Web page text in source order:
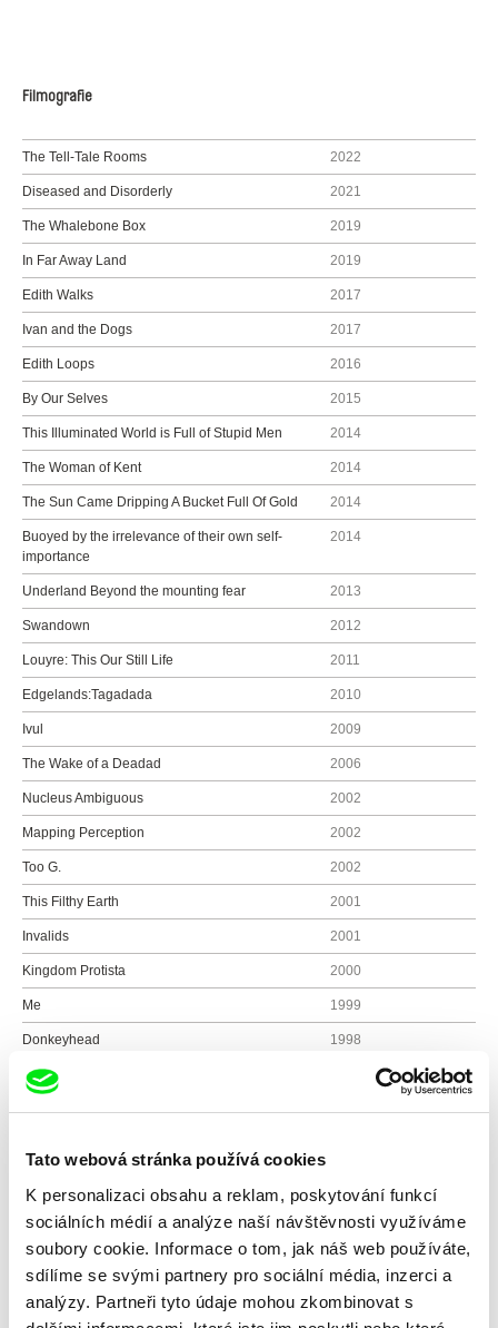
Tato webová stránka používá cookies
K personalizaci obsahu a reklam, poskytování funkcí
sociálních médií a analýze naší návštěvnosti využíváme
soubory cookie. Informace o tom, jak náš web používáte,
sdílíme se svými partnery pro sociální média, inzerci a
analýzy. Partneři tyto údaje mohou zkombinovat s
Filmografie
The Tell-Tale Rooms 2022
Diseased and Disorderly 2021
The Whalebone Box 2019
In Far Away Land 2019
Edith Walks 2017
Ivan and the Dogs 2017
Edith Loops 2016
By Our Selves 2015
This Illuminated World is Full of Stupid Men 2014
The Woman of Kent 2014
The Sun Came Dripping A Bucket Full Of Gold 2014
Buoyed by the irrelevance of their own self-
importance
2014
Underland Beyond the mounting fear 2013
Swandown 2012
Louyre: This Our Still Life 2011
Edgelands:Tagadada 2010
Ivul 2009
The Wake of a Deadad 2006
Nucleus Ambiguous 2002
Mapping Perception 2002
Too G. 2002
This Filthy Earth 2001
Invalids 2001
Kingdom Protista 2000
Me 1999
Donkeyhead 1998
Gallivant
Jaunt 1995
Smart Alek
Festival of Brent 1993
Diddyköy 1992
Fleshfilm